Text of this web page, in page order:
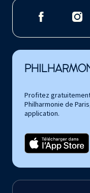
Profitez
Philharmonie de
application.